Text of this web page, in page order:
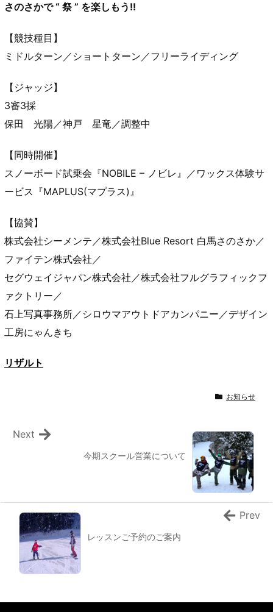
さのさかで “ 祭 ” を楽しもう!!
【競技種目】
ミドルターン／ショートターン／フリーライディング
【ジャッジ】
3審3採
保田 光陽／神戸 星竜／調整中
【同時開催】
スノーボード試乗会『NOBILE – ノビレ』／ワックス体験サ
ービス『MAPLUS(マプラス)』
【協賛】
株式会社シーメンテ／株式会社Blue Resort 白馬さのさか／
ファイテン株式会社／
セグウェイジャパン株式会社／株式会社フルグラフィックフ
ァクトリー／
石上写真事務所／シロウマアウトドアカンパニー／デザイン
工房にゃんきち
リザルト
お知らせ
今期スクール営業について
Next
レッスンご予約のご案内
Prev